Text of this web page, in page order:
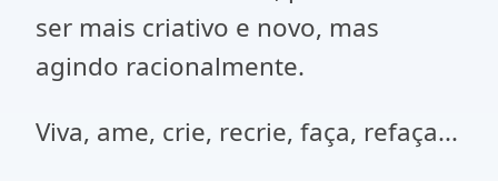
ser mais criativo e novo, mas
agindo racionalmente.
Viva, ame, crie, recrie, faça, refaça...